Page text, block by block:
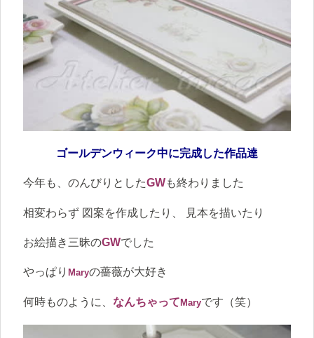
ゴールデンウィーク中に完成した作品達
今年も、のんびりとしたGWも終わりました
相変わらず 図案を作成したり、 見本を描いたり
お絵描き三昧のGWでした
やっぱり Maryの薔薇が大好き
何時ものように、 なんちゃって Maryです（笑）